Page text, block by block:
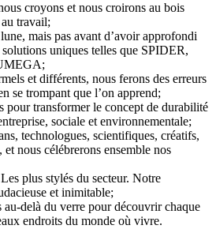
croyons et nous croirons au bois
travail;
mais pas avant d’avoir approfondi
solutions uniques telles que SPIDER,
et différents, nous ferons des erreurs
se trompant que l’on apprend;
pour transformer le concept de durabilité
sociale et environnementale;
technologues, scientifiques, créatifs,
nous célébrerons ensemble nos
plus stylés du secteur. Notre
et inimitable;
au-delà du verre pour découvrir chaque
endroits du monde où vivre.